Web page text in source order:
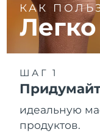
КАК
ШАГ 1
идеальную
продуктов.